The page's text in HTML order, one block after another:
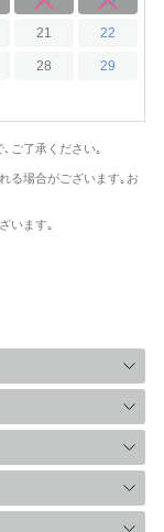
21 22
28 29
ご了承ください｡
る場合がございます｡ お
います｡